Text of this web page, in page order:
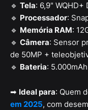
🔹 Tela: 6,9" WQHD+
🔹 Processador:
🔹 Memória RAM:
🔹 Câmera: Sensor
de 50MP +
🔹 Bateria:
➡ Ideal para: Quem
em 2025, com